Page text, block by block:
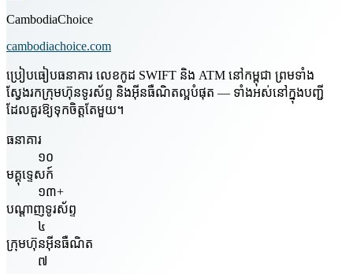
CambodiaChoice
cambodiachoice.com
ប្រៀបធៀបធនាគារ លេខកូដ SWIFT និង ATM នៅកម្ពុជា ព្រមទាំង
ស្វែងរកក្រុមហ៊ុនទូរស័ព្ទ និងអ៊ីនធឺណិតល្អបំផុត — ទាំងអស់នៅក្នុងបញ្ជី
ដែលគួរឱ្យទុកចិត្តតែមួយ។
ធនាគារ
១០
មគ្គុទ្ទេសក៍
១៣+
បណ្តាញទូរស័ព្ទ
៤
ក្រុមហ៊ុនអ៊ីនធឺណិត
៧